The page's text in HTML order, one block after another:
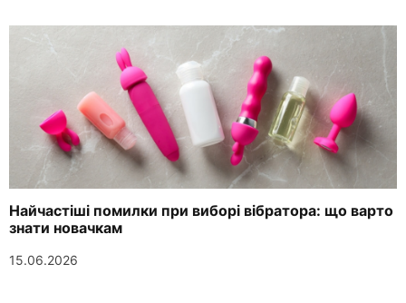
Найчастіші помилки при виборі вібратора: що варто
знати новачкам
15.06.2026